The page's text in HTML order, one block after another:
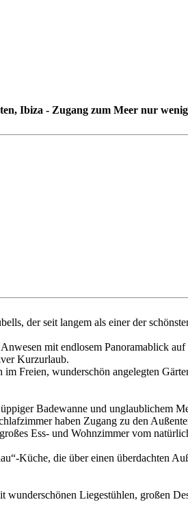
Ibiza - Zugang zum Meer nur
der seit langem als einer der
mit endlosem Panoramablick
Kurzurlaub.
Freien, wunderschön angelegten
Badewanne und unglaublichem
haben Zugang zu den
Ess- und Wohnzimmer vom
Küche, die über einen überdachten
Liegestühlen, großen